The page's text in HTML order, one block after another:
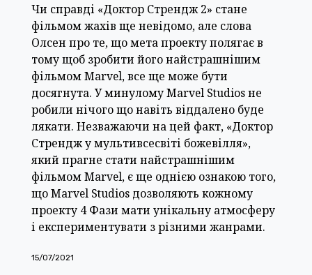
Чи справді «Доктор Стрендж 2» стане
фільмом жахів ще невідомо, але слова
Олсен про те, що мета проекту полягає в
тому щоб зробити його найстрашнішим
фільмом Marvel, все ще може бути
досягнута. У минулому Marvel Studios не
робили нічого що навіть віддалено буде
лякати. Незважаючи на цей факт, «Доктор
Стрендж у мультивсесвіті божевілля»,
який прагне стати найстрашнішим
фільмом Marvel, є ще однією ознакою того,
що Marvel Studios дозволяють кожному
проекту 4 Фази мати унікальну атмосферу
і експериментувати з різними жанрами.
15/07/2021